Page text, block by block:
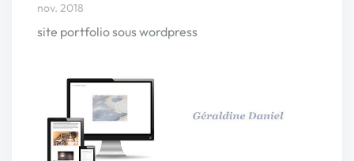
nov. 2018
site portfolio sous wordpress